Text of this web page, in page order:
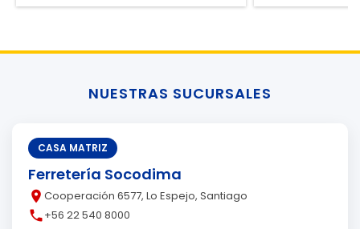
NUESTRAS SUCURSALES
CASA MATRIZ
Ferretería Socodima
place Cooperación 6577, Lo Espejo, Santiago
call+56 22 540 8000